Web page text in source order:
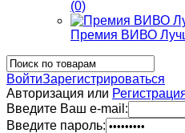
(0)
Премия ВИВО
ВойтиЗарегистрироваться
Авторизация или
Введите Ваш e-mail:
Введите пароль: